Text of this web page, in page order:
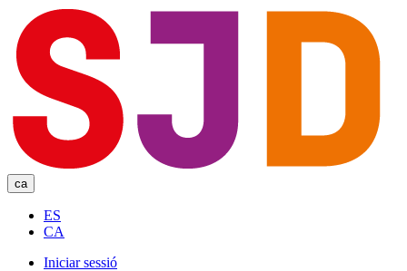
main
content
ca
ES
CA
Iniciar sessió